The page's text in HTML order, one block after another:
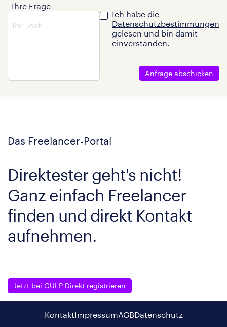
Ihre Frage
Ich habe die
Datenschutzbestimmungen
gelesen und bin damit
einverstanden.
Anfrage abschicken
Das Freelancer-Portal
Direktester geht's nicht!
Ganz einfach Freelancer
finden und direkt Kontakt
aufnehmen.
Jetzt bei GULP Direkt registrieren
KontaktImpressumAGBDatenschutz